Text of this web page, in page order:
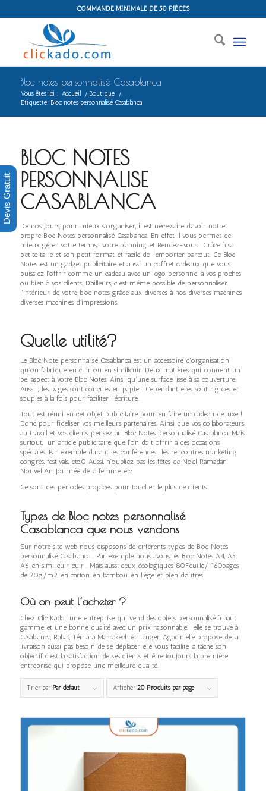
COMMANDE MINIMALE DE 50 PIÈCES
Bloc notes personnalisé Casablanca
Vous êtes ici : Accueil / Boutique
/
Etiquette: Bloc notes personnalisé Casablanca
BLOC NOTES
PERSONNALISE
CASABLANCA
De nos jours, pour mieux s’organiser, il est nécessaire d’avoir notre
propre Bloc Notes personnalisé Casablanca. En effet il vous permet de
mieux gérer votre temps, votre planning et Rendez-vous. Grâce à sa
petite taille et son petit format et facile de l’emporter partout. Ce Bloc
Notes est un gadget publicitaire et aussi un coffret cadeaux que vous
puissiez l’offrir comme un cadeau avec un logo personnel à vos proches
ou bien à vos clients. D’ailleurs, c’est même possible de personnaliser
l’intérieur de votre bloc notes grâce aux diverses à nos diverses machines
diverses machines d’impressions.
Quelle utilité?
Le Bloc Note personnalisé Casablanca est un accessoire d’organisation
qu’on fabrique en cuir ou en similicuir. Deux matières qui donnent un
bel aspect à votre Bloc Notes. Ainsi qu’une surface lisse à sa couverture.
Aussi ; les pages sont conçues en papier. Cependant elles sont rigides et
souples à la fois pour faciliter l’écriture.
Tout est réuni en cet objet publicitaire pour en faire un cadeau de luxe !
Donc pour fidéliser vos meilleurs partenaires. Ainsi que vos collaborateurs
au travail et vos clients, pensez au Bloc Notes personnalisé Casablanca. Mais
surtout, un article publicitaire que l’on doit offrir à des occasions
spéciales. Par exemple durant les conférences , les rencontres marketing,
congrès, festivals, etc.0 Aussi, n’oubliez pas les fêtes de Noel, Ramadan,
Nouvel An, Journée de la femme, etc.
Ce sont des périodes propices pour toucher le plus de clients.
Types de Bloc notes personnalisé
Casablanca que nous vendons
Sur notre site web nous disposons de différents types de Bloc Notes
personnalisé Casablanca . Par exemple nous avons les Bloc Notes A4, A5,
A6 en similicuir, cuir . Mais aussi ceux écologiques 80Feuille/ 160pages
de 70g/m2, en carton, en bambou, en liège et bien d’autres.
Où on peut l’acheter ?
Chez Clic Kado une entreprise qui vend des objets personnalisé à haut
gamme et une bonne qualité avec un prix raisonnable. elle se trouve à
Casablanca, Rabat, Témara Marrakech et Tanger, Agadir elle propose de la
livraison aussi pas besoin de se déplacer elle vous facilite la tâche son
objectif c’est la satisfaction de ses clients et être toujours la première
entreprise qui propose une meilleure qualité.
Trier par Par défaut Afficher 20 Produits par page
Devis Gratuit